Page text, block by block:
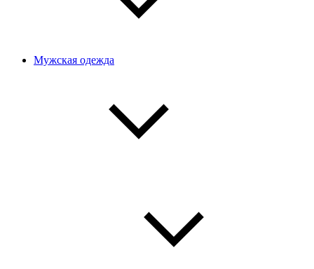
Мужская одежда